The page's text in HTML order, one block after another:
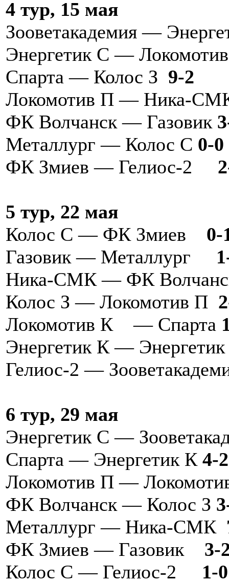
4 тур, 15 мая
Зооветакадемия —
Энергетик С —
Спарта — Колос З 9-2
Локомотив П — Ника-
ФК Волчанск — Газовик
Металлург — Колос С 0-0
ФК Змиев — Гелиос-2
5 тур, 22 мая
Колос С — ФК Змиев
0-
Газовик — Металлург
Ника-СМК — ФК
Колос З — Локомотив П
Локомотив К — Спарта
Энергетик К —
Гелиос-2 —
6 тур, 29 мая
Энергетик С —
Спарта — Энергетик К 4-2
Локомотив П —
ФК Волчанск — Колос З
Металлург — Ника-СМК
ФК Змиев — Газовик 3-
Колос С — Гелиос-2 1-0